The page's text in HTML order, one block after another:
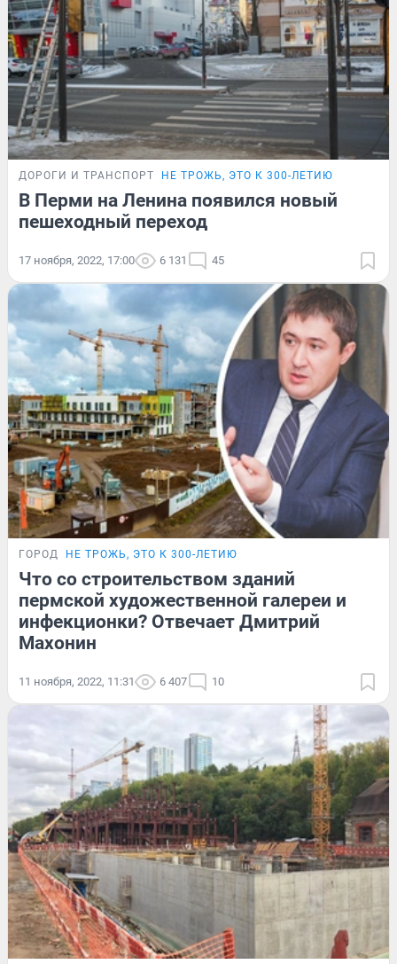
ДОРОГИ И ТРАНСПОРТ НЕ ТРОЖЬ, ЭТО К 300-ЛЕТИЮ
В Перми на Ленина появился новый
пешеходный переход
17 ноября, 2022, 17:00 6 131 45
ГОРОД НЕ ТРОЖЬ, ЭТО К 300-ЛЕТИЮ
Что со строительством зданий
пермской художественной галереи и
инфекционки? Отвечает Дмитрий
Махонин
11 ноября, 2022, 11:31 6 407 10